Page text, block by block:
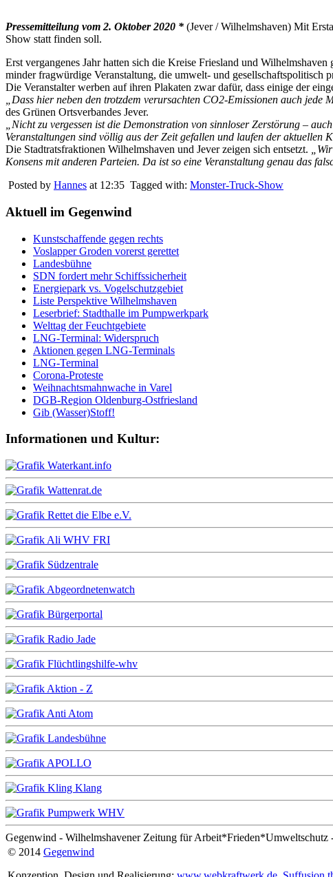
Pressemitteilung vom 2. Oktober 2020 * (Jever / Wilhelmshaven) Mit
Show statt finden soll.
Erst vergangenes Jahr hatten sich die Kreise Friesland und
minder fragwürdige Veranstaltung, die umwelt- und gesellschaftspolitisch
Die Veranstalter werben auf ihren Plakaten zwar dafür, dass einige der
„Dass hier neben den trotzdem verursachten CO2-Emissionen auch
des Grünen Ortsverbandes Jever.
„Nicht zu vergessen ist die Demonstration von sinnloser Zerstörung –
Veranstaltungen sind völlig aus der Zeit gefallen und laufen der aktuellen
Die Stadtratsfraktionen Wilhelmshaven und Jever zeigen sich entsetzt.
Konsens mit anderen Parteien. Da ist so eine Veranstaltung genau das
Posted by Hannes at 12:35 Tagged with: Monster-Truck-Show
Aktuell im Gegenwind
Kunstschaffende gegen rechts
Voslapper Groden vorerst gerettet
Landesbühne
SDN fordert mehr Schiffssicherheit
Energiepark vs. Vogelschutzgebiet
Liste Perspektive Wilhelmshaven
Leserbrief: Stadthalle im Pumpwerkpark
Welttag der Feuchtgebiete
LNG-Terminal: Widerspruch
Aktionen gegen LNG-Terminals
LNG-Terminal
Corona-Proteste
Weihnachtsmahnwache in Varel
DGB-Region Oldenburg-Ostfriesland
Gib (Wasser)Stoff!
Informationen und Kultur:
Gegenwind - Wilhelmshavener Zeitung für Arbeit*Frieden*Umweltschutz
© 2014 Gegenwind